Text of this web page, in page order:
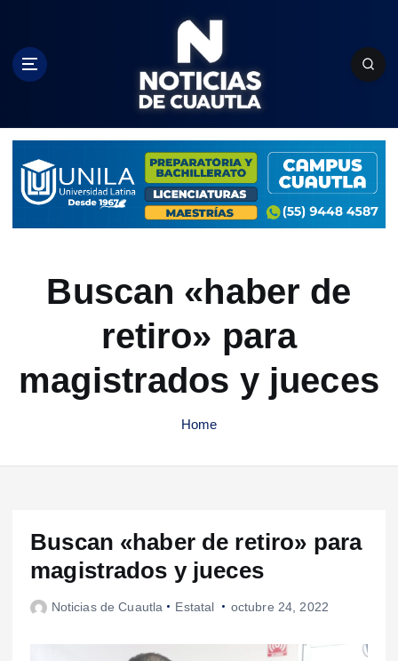
c
Buscan «haber de
retiro» para
magistrados y jueces
Home
Buscan «haber de retiro» para
magistrados y jueces
Noticias de Cuautla Estatal octubre 24, 2022